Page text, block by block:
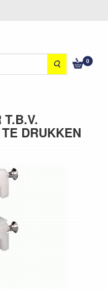
Zoeken 0
T.B.V.
DRUKKEN